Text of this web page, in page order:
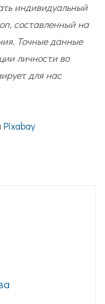
индивидуальный
составленный на
Точные данные
личности во
для нас
Pixabay